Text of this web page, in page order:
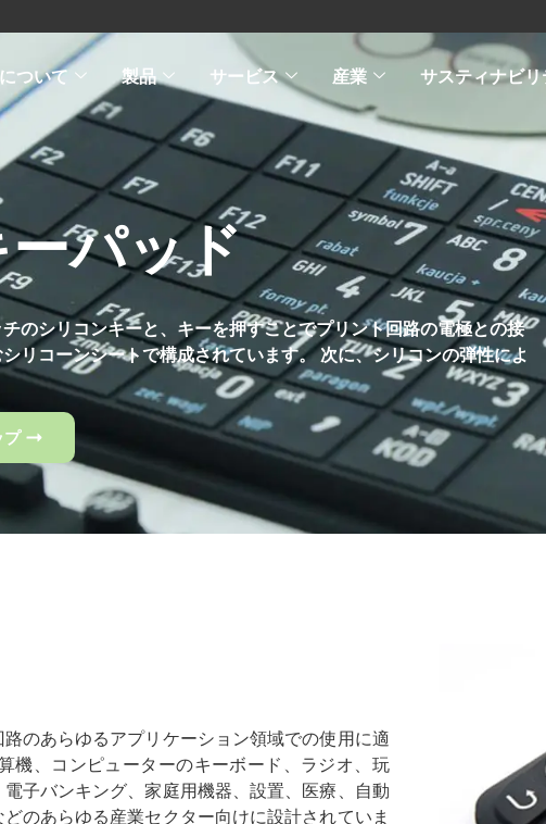
ついて 製品 サービス 産業 サスティナビリ
パッド
のシリコンキーと、キーを押すことでプリント回路の電極との接
リコーンシートで構成されています。 次に、シリコンの弾性によ
プ
のあらゆるアプリケーション領域での使用に適
機、コンピューターのキーボード、ラジオ、玩
子バンキング、家庭用機器、設置、医療、自動
のあらゆる産業セクター向けに設計されていま